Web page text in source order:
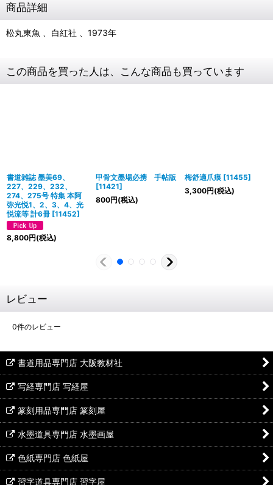
商品詳細
松丸東魚 、白紅社 、1973年
この商品を買った人は、こんな商品も買っています
書道雑誌 墨美69、
227、229、232、
274、275号 特集 本阿
弥光悦1、2、3、4、光
悦流等 計6冊 [11452]
8,800円(税込)
甲骨文墨場必携 手帖版
[11421]
800円(税込)
梅舒適爪痕 [11455]
3,300円(税込)
レビュー
0件のレビュー
書道用品専門店 大阪教材社
写経専門店 写経屋
篆刻用品専門店 篆刻屋
水墨道具専門店 水墨画屋
色紙専門店 色紙屋
習字道具専門店 習字屋